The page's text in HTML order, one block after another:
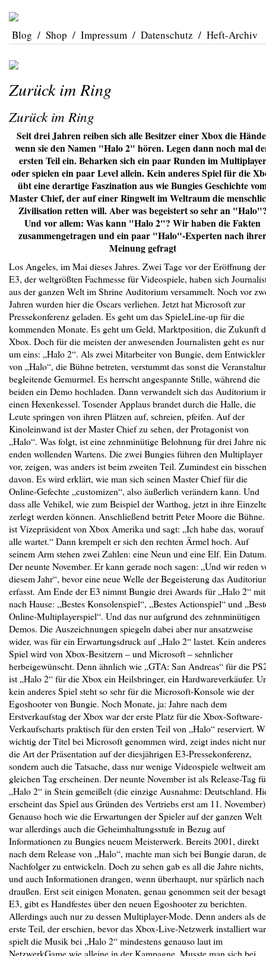
Blog / Shop / Impressum / Datenschutz / Heft-Archiv
Zurück im Ring
Zurück im Ring
Seit drei Jahren reiben sich alle Besitzer einer Xbox die
wenn sie den Namen "Halo 2" hören. Legen dann noch mal
ersten Teil ein. Beharken sich ein paar Runden im Multiplayer
oder spielen ein paar Level allein. Kein anderes Spiel für die
übt eine derartige Faszination aus wie Bungies Geschichte
Master Chief, der auf einer Ringwelt im Weltraum die
Zivilisation retten will. Aber was begeistert so sehr an
Und vor allem: Was kann "Halo 2"? Wir haben die Fakten
zusammengetragen und ein paar "Halo"-Experten nach ihrer
Meinung gefragt
Los Angeles, im Mai dieses Jahres. Zwei Tage vor der Eröffnung der
E3, der weltgrößten Fachmesse für Videospiele, haben sich
aus der ganzen Welt im Shrine Auditorium versammelt. Noch vor
Jahren wurden hier die Oscars verliehen. Jetzt hat Microsoft zur
Pressekonferenz geladen. Es geht um das SpieleLine-up für die
kommenden Monate. Es geht um Geld, Marktposition, die Zukunft
Xbox. Doch für die meisten der anwesenden Journalisten geht es nur
um eins: „Halo 2“. Als zwei Mitarbeiter von Bungie, dem Entwickler
von „Halo“, die Bühne betreten, verstummt das sonst die
begleitende Gemurmel. Es herrscht angespannte Stille, während die
beiden ein Demo hochladen. Dann verwandelt sich das Auditorium
einen Hexenkessel. Tosender Applaus brandet durch die Halle, die
Leute springen von ihren Plätzen auf, schreien, pfeifen. Auf der
Kinoleinwand ist der Master Chief zu sehen, der Protagonist von
„Halo“. Was folgt, ist eine zehnminütige Belohnung für drei Jahre
enden wollenden Wartens. Die zwei Bungies führen den Multiplayer
vor, zeigen, was anders ist beim zweiten Teil. Zumindest ein bisschen
davon. Es wird erklärt, wie man sich seinen Master Chief für die
Online-Gefechte „customizen“, also äußerlich verändern kann. Und
dass alle Vehikel, wie zum Beispiel der Warthog, jetzt in ihre
zerlegt werden können. Anschließend betritt Peter Moore die
ist Vizepräsident von Xbox Amerika und sagt: „Ich habe das,
alle wartet.“ Dann krempelt er sich den rechten Ärmel hoch. Auf
seinem Arm stehen zwei Zahlen: eine Neun und eine Elf. Ein Datum.
Der neunte November. Er kann gerade noch sagen: „Und wir reden
diesem Jahr“, bevor eine neue Welle der Begeisterung das
erfasst. Am Ende der E3 nimmt Bungie drei Awards für „Halo 2“ mit
nach Hause: „Bestes Konsolenspiel“, „Bestes Actionspiel“ und
Online-Multiplayerspiel“. Und das nur aufgrund des zehnminütigen
Demos. Die Auszeichnungen spiegeln dabei aber nur ansatzweise
wider, was für ein Erwartungsdruck auf „Halo 2“ lastet. Kein anderes
Spiel wird von Xbox-Besitzern – und Microsoft – sehnlicher
herbeigewünscht. Denn ähnlich wie „GTA: San Andreas“ für die
ist „Halo 2“ für die Xbox ein Heilsbringer, ein Hardwareverkäufer.
kein anderes Spiel steht so sehr für die Microsoft-Konsole wie der
Egoshooter von Bungie. Noch Monate, ja: Jahre nach dem
Erstverkaufstag der Xbox war der erste Platz für die Xbox-Software-
Verkaufscharts praktisch für den ersten Teil von „Halo“ reserviert.
wichtig der Titel bei Microsoft genommen wird, zeigt indes nicht nur
die Art der Präsentation auf der diesjährigen E3-Pressekonferenz,
sondern auch die Tatsache, dass nur wenige Videospiele weltweit am
gleichen Tag erscheinen. Der neunte November ist als Release-Tag
„Halo 2“ in Stein gemeißelt (die einzige Ausnahme: Deutschland.
erscheint das Spiel aus Gründen des Vertriebs erst am 11.
Genauso hoch wie die Erwartungen der Spieler auf der ganzen Welt
war allerdings auch die Geheimhaltungsstufe in Bezug auf
Informationen zu Bungies neuem Meisterwerk. Bereits 2001, direkt
nach dem Release von „Halo“, machte man sich bei Bungie daran,
Nachfolger zu entwickeln. Doch zu sehen gab es all die Jahre nichts,
und auch Informationen drangen, wenn überhaupt, nur spärlich nach
draußen. Erst seit einigen Monaten, genau genommen seit der
E3, gibt es Handfestes über den neuen Egoshooter zu berichten.
Allerdings auch nur zu dessen Multiplayer-Mode. Denn anders als
erste Teil, der erschien, bevor das Xbox-Live-Netzwerk installiert
spielt die Musik bei „Halo 2“ mindestens genauso laut im
NetzwerkGame wie alleine in der Kampagne. Musste man sich bei